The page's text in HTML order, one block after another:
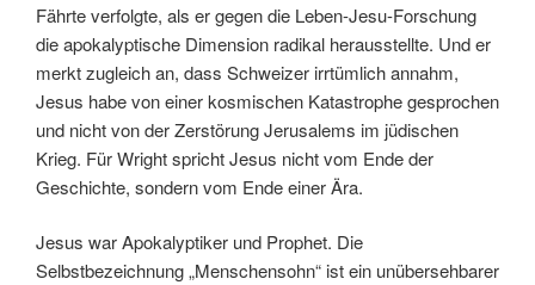
Fährte verfolgte, als er gegen die Leben-Jesu-Forschung
die apokalyptische Dimension radikal herausstellte. Und er
merkt zugleich an, dass Schweizer irrtümlich annahm,
Jesus habe von einer kosmischen Katastrophe gesprochen
und nicht von der Zerstörung Jerusalems im jüdischen
Krieg. Für Wright spricht Jesus nicht vom Ende der
Geschichte, sondern vom Ende einer Ära.
Jesus war Apokalyptiker und Prophet. Die
Selbstbezeichnung „Menschensohn“ ist ein unübersehbarer